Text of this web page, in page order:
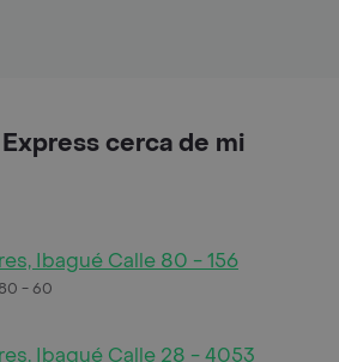
cerca de mi
Ibagué Calle 80 - 156
- 60
Ibagué Calle 28 - 4053